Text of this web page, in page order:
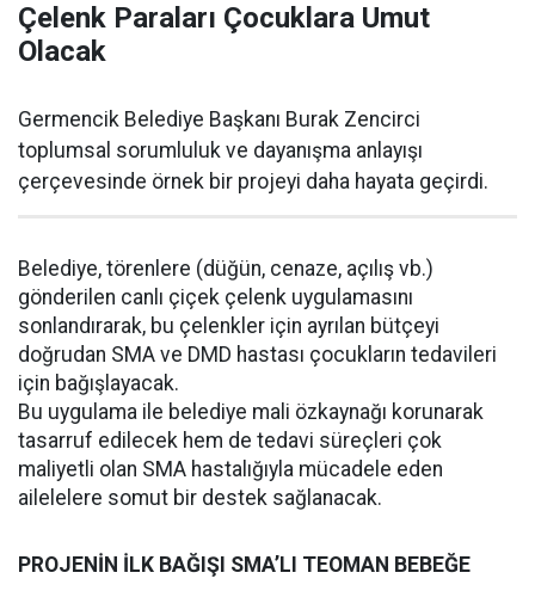
Çelenk Paraları Çocuklara Umut
Olacak
Germencik Belediye Başkanı Burak Zencirci
toplumsal sorumluluk ve dayanışma anlayışı
çerçevesinde örnek bir projeyi daha hayata geçirdi.
Belediye, törenlere (düğün, cenaze, açılış vb.)
gönderilen canlı çiçek çelenk uygulamasını
sonlandırarak, bu çelenkler için ayrılan bütçeyi
doğrudan SMA ve DMD hastası çocukların tedavileri
için bağışlayacak.
Bu uygulama ile belediye mali özkaynağı korunarak
tasarruf edilecek hem de tedavi süreçleri çok
maliyetli olan SMA hastalığıyla mücadele eden
ailelelere somut bir destek sağlanacak.
PROJENİN İLK BAĞIŞI SMA’LI TEOMAN BEBEĞE